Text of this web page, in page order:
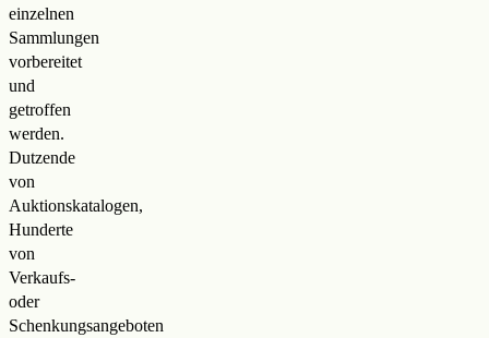
einzelnen
Sammlungen
vorbereitet
und
getroffen
werden.
Dutzende
von
Auktionskatalogen,
Hunderte
von
Verkaufs-
oder
Schenkungsangeboten